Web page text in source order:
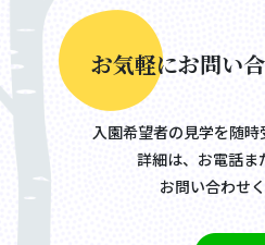
お気軽にお問い合
入園希望者の見学を随時
詳細は、お電話ま
お問い合わせく